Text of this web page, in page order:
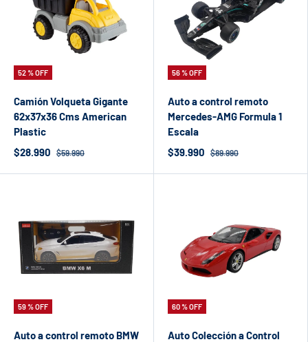
52 % OFF
Camión Volqueta Gigante
62x37x36 Cms American
Plastic
$28.990
$59.990
56 % OFF
Auto a control remoto
Mercedes-AMG Formula 1
Escala
$39.990
$89.990
59 % OFF
Auto a control remoto BMW
60 % OFF
Auto Colección a Control